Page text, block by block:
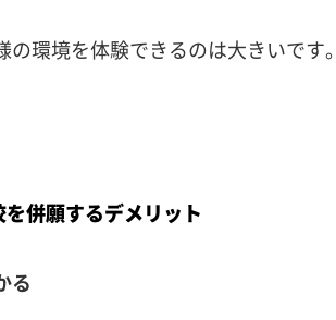
の環境を体験できるのは大きいです。
を併願するデメリット
る